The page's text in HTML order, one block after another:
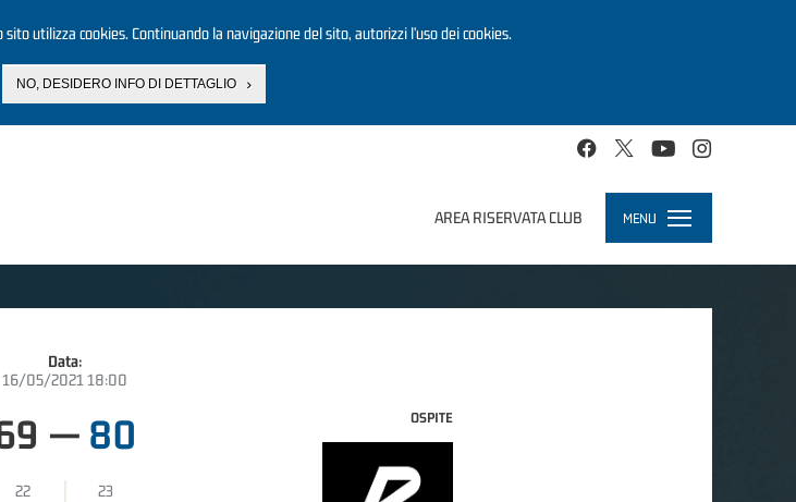
utilizza cookies. Continuando la navigazione del sito, autorizzi l’uso dei cookies.
NO, DESIDERO INFO DI DETTAGLIO
AREA RISERVATA CLUB MENU
Toggle
navigation
Data:
16/05/2021 18:00
— 80
22
23
OSPITE